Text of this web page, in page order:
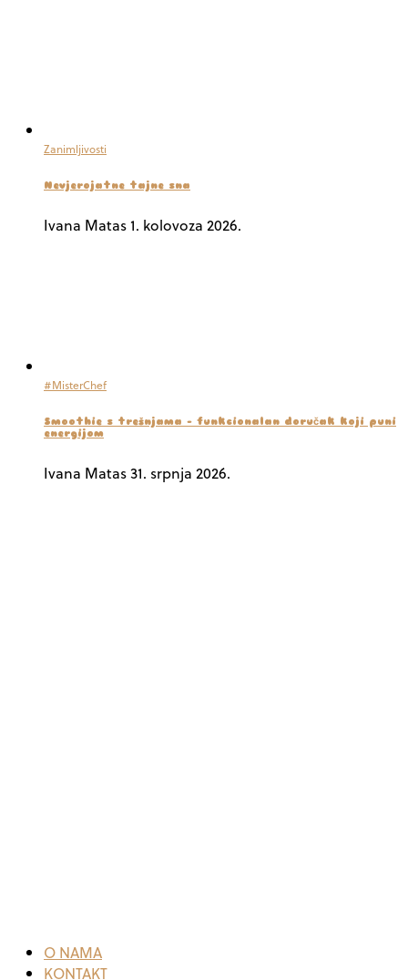
Zanimljivosti
Nevjerojatne tajne sna
Ivana Matas1. kolovoza 2026.
#MisterChef
Smoothie s trešnjama – funkcionalan doručak koji puni
energijom
Ivana Matas31. srpnja 2026.
O NAMA
KONTAKT